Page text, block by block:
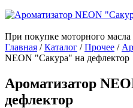
При покупке моторного масла
Главная /Каталог /Прочее /
NEON "Сакура" на дефлектор
Ароматизатор
дефлектор